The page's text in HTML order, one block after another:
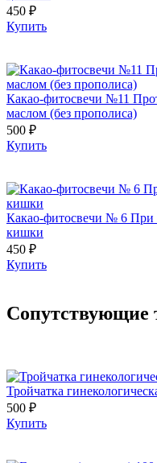
450 ₽
Купить
Какао-фитосвечи №11
маслом (без прополиса)
500 ₽
Купить
Какао-фитосвечи № 6 При
кишки
450 ₽
Купить
Сопутствующие
Тройчатка
500 ₽
Купить